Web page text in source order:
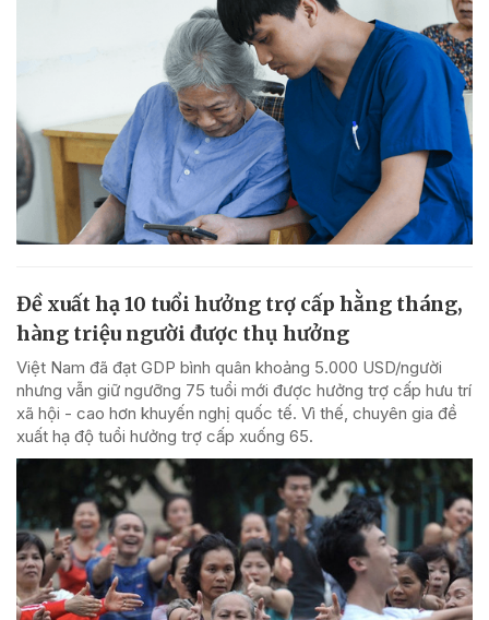
Đề xuất hạ 10 tuổi hưởng trợ cấp hằng tháng,
hàng triệu người được thụ hưởng
Việt Nam đã đạt GDP bình quân khoảng 5.000 USD/người
nhưng vẫn giữ ngưỡng 75 tuổi mới được hưởng trợ cấp hưu trí
xã hội - cao hơn khuyến nghị quốc tế. Vì thế, chuyên gia đề
xuất hạ độ tuổi hưởng trợ cấp xuống 65.